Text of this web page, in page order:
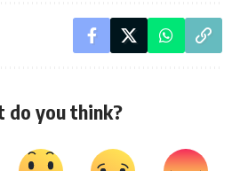
do you think?